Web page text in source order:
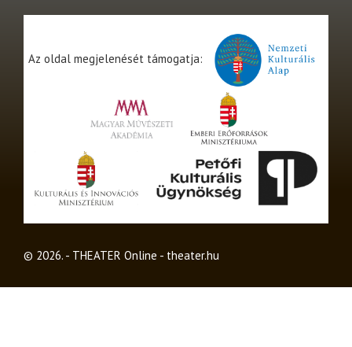
Az oldal megjelenését támogatja:
© 2026. - THEATER Online - theater.hu